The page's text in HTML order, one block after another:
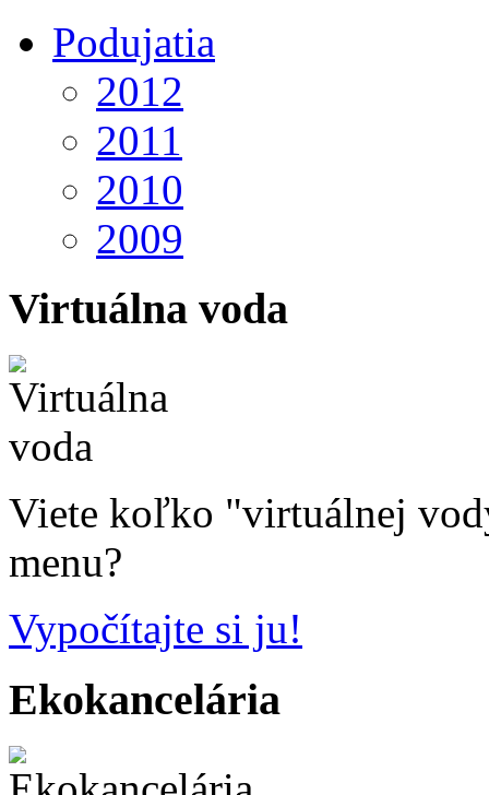
Podujatia
2012
2011
2010
2009
Virtuálna voda
Viete koľko "virtuálnej
menu?
Vypočítajte si ju!
Ekokancelária